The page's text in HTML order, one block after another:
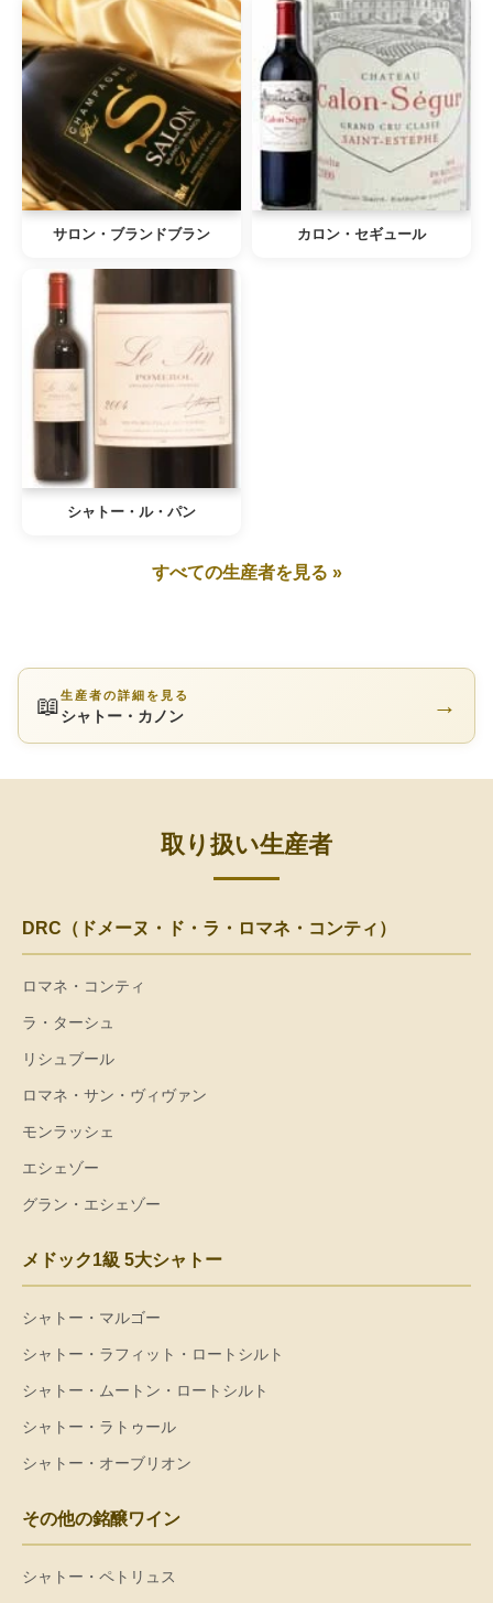
サロン・ブランドブラン カロン・セギュール
シャトー・ル・パン
すべての生産者を見る »
📖生産者の詳細を見る
シャトー・カノン →
取り扱い生産者
DRC（ドメーヌ・ド・ラ・ロマネ・コンティ）
ロマネ・コンティ
ラ・ターシュ
リシュブール
ロマネ・サン・ヴィヴァン
モンラッシェ
エシェゾー
グラン・エシェゾー
メドック1級 5大シャトー
シャトー・マルゴー
シャトー・ラフィット・ロートシルト
シャトー・ムートン・ロートシルト
シャトー・ラトゥール
シャトー・オーブリオン
その他の銘醸ワイン
シャトー・ペトリュス